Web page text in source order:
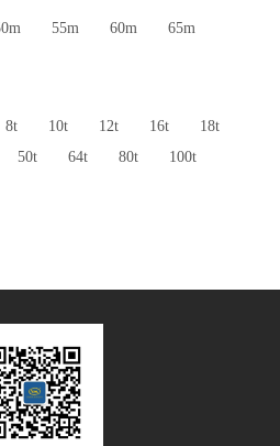
55m 60m
65m
8t 10t 12t 16t
18t
50t 64t 80t 100t